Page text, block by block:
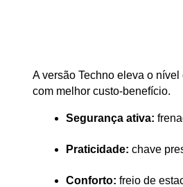
A versão Techno eleva o
com melhor custo-benefício.
Segurança ativa:
Praticidade: chave
Conforto: freio de